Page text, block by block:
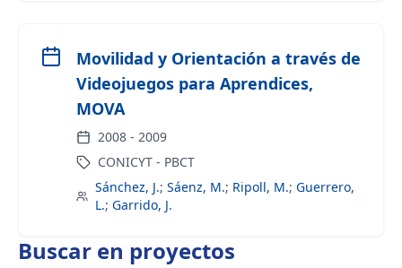
Movilidad y Orientación a través de
Videojuegos para Aprendices,
MOVA
2008 - 2009
CONICYT - PBCT
Sánchez, J.; Sáenz, M.; Ripoll, M.; Guerrero,
L.; Garrido, J.
Buscar en proyectos